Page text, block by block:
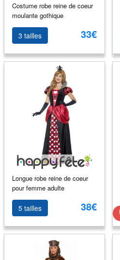
Costume robe reine de coeur
moulante gothique
3 tailles 33€
Longue robe reine de coeur
pour femme adulte
5 tailles 38€